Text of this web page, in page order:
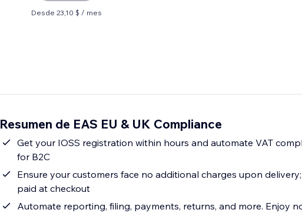
Desde 23,10 $ / mes
Resumen de EAS EU & UK Compliance
Get your IOSS registration within hours and automate VAT
for B2C
Ensure your customers face no additional charges upon
paid at checkout
Automate reporting, filing, payments, returns, and more. Enjoy